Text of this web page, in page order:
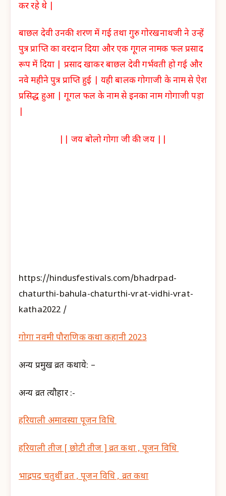
कर रहे थे |
बाछल देवी उनकी शरण में गई तथा गुरु गोरखनाथजी ने उन्हें
पुत्र प्राप्ति का वरदान दिया और एक गूगल नामक फल प्रसाद
रूप में दिया | प्रसाद खाकर बाछल देवी गर्भवती हो गई और
नवे महीने पुत्र प्राप्ति हुई | यही बालक गोगाजी के नाम से ऐश
प्रसिद्ध हुआ | गूगल फल के नाम से इनका नाम गोगाजी पड़ा
|| जय बोलो गोगा जी की जय ||
https://hindusfestivals.com/bhadrpad-
chaturthi-bahula-chaturthi-vrat-vidhi-vrat-
katha2022 /
गोगा नवमी पौराणिक कथा कहानी 2023
अन्य प्रमुख व्रत कथाये: –
अन्य व्रत त्यौहार :-
हरियाली अमावस्या पूजन विधि
हरियाली तीज [ छोटी तीज ] व्रत कथा , पूजन विधि
भाद्रपद चतुर्थी व्रत , पूजन विधि , व्रत कथा